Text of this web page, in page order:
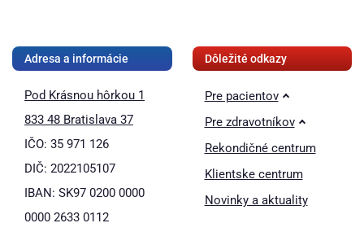
Adresa a informácie
Pod Krásnou hôrkou 1
833 48 Bratislava 37
IČO: 35 971 126
DIČ: 2022105107
IBAN: SK97 0200 0000
0000 2633 0112
Dôležité odkazy
Pre pacientov
Pre zdravotníkov
Rekondičné centrum
Klientske centrum
Novinky a aktuality
❚❚